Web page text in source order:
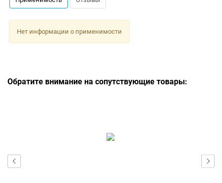
Нет информации о применимости
Обратите внимание на сопутствующие товары: